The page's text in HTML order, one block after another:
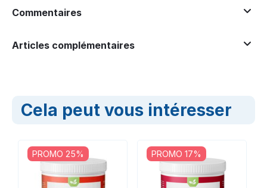
Commentaires
Articles complémentaires
Cela peut vous intéresser
PROMO 25% PROMO 17%